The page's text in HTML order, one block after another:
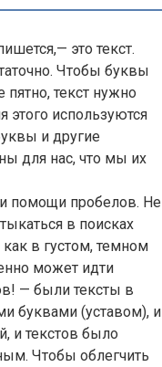
это текст.
Чтобы буквы
текст нужно
этого используются
и другие
для нас, что мы их
помощи пробелов. Не
в поисках
в густом, темном
может идти
— были тексты в
буквами (уставом), и
и текстов было
Чтобы облегчить